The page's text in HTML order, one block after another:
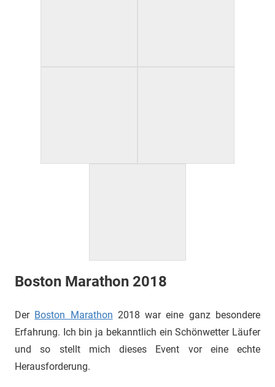
Boston Marathon 2018
Der Boston Marathon 2018 war eine ganz besondere
Erfahrung. Ich bin ja bekanntlich ein Schönwetter Läufer
und so stellt mich dieses Event vor eine echte
Herausforderung.